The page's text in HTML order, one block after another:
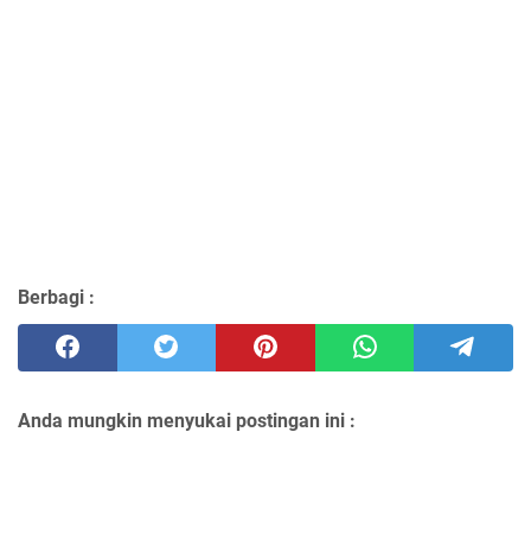
Berbagi :
Anda mungkin menyukai postingan ini :